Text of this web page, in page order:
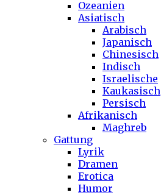
Ozeanien
Asiatisch
Arabisch
Japanisch
Chinesisch
Indisch
Israelische
Kaukasisch
Persisch
Afrikanisch
Maghreb
Gattung
Lyrik
Dramen
Erotica
Humor